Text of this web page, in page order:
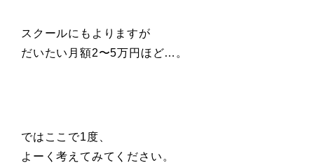
スクールにもよりますが
だいたい月額2〜5万円ほど…。
ではここで1度、
よーく考えてみてください。